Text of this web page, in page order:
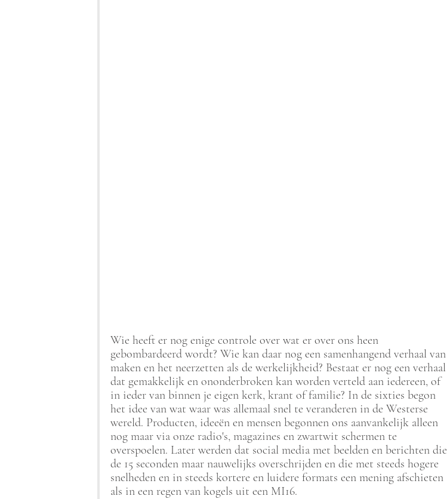
Wie heeft er nog enige controle over wat er over ons heen
gebombardeerd wordt? Wie kan daar nog een samenhangend verhaal van
maken en het neerzetten als de werkelijkheid? Bestaat er nog een verhaal
dat gemakkelijk en ononderbroken kan worden verteld aan iedereen, of
in ieder van binnen je eigen kerk, krant of familie? In de sixties begon
het idee van wat waar was allemaal snel te veranderen in de Westerse
wereld. Producten, ideeën en mensen begonnen ons aanvankelijk alleen
nog maar via onze radio's, magazines en zwartwit schermen te
overspoelen. Later werden dat social media met beelden en berichten die
de 15 seconden maar nauwelijks overschrijden en die met steeds hogere
snelheden en in steeds kortere en luidere formats een mening afschieten
als in een regen van kogels uit een MI16.